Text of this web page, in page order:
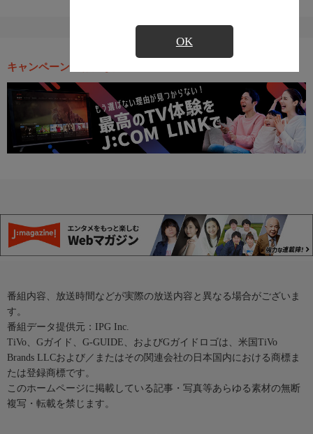
OK
キャンペーン・お得な情報
番組内容、放送時間などが実際の放送内容と異なる場合がございま
す。
番組データ提供元：IPG Inc.
TiVo、Gガイド、G-GUIDE、およびGガイドロゴは、米国TiVo
Brands LLCおよび／またはその関連会社の日本国内における商標ま
たは登録商標です。
このホームページに掲載している記事・写真等あらゆる素材の無断
複写・転載を禁じます。